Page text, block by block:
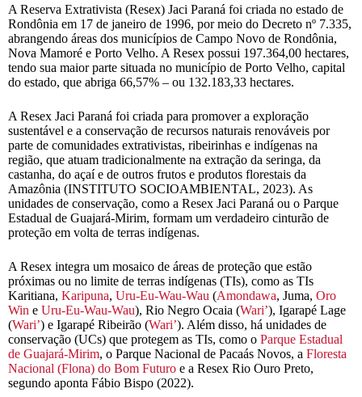
A Reserva Extrativista (Resex) Jaci Paraná foi criada no estado de
Rondônia em 17 de janeiro de 1996, por meio do Decreto nº 7.335,
abrangendo áreas dos municípios de Campo Novo de Rondônia,
Nova Mamoré e Porto Velho. A Resex possui 197.364,00 hectares,
tendo sua maior parte situada no município de Porto Velho, capital
do estado, que abriga 66,57% – ou 132.183,33 hectares.
A Resex Jaci Paraná foi criada para promover a exploração
sustentável e a conservação de recursos naturais renováveis por
parte de comunidades extrativistas, ribeirinhas e indígenas na
região, que atuam tradicionalmente na extração da seringa, da
castanha, do açaí e de outros frutos e produtos florestais da
Amazônia (INSTITUTO SOCIOAMBIENTAL, 2023). As
unidades de conservação, como a Resex Jaci Paraná ou o Parque
Estadual de Guajará-Mirim, formam um verdadeiro cinturão de
proteção em volta de terras indígenas.
A Resex integra um mosaico de áreas de proteção que estão
próximas ou no limite de terras indígenas (TIs), como as TIs
Karitiana, Karipuna, Uru-Eu-Wau-Wau (Amondawa, Juma, Oro
Win e Uru-Eu-Wau-Wau), Rio Negro Ocaia (Wari’), Igarapé Lage
(Wari’) e Igarapé Ribeirão (Wari’). Além disso, há unidades de
conservação (UCs) que protegem as TIs, como o Parque Estadual
de Guajará-Mirim, o Parque Nacional de Pacaás Novos, a Floresta
Nacional (Flona) do Bom Futuro e a Resex Rio Ouro Preto,
segundo aponta Fábio Bispo (2022).